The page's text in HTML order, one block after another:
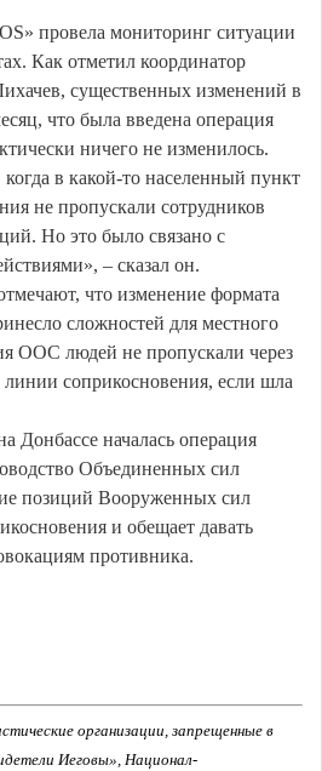
провела мониторинг ситуации
Как отметил координатор
существенных изменений в
что была введена операция
ничего не изменилось.
в какой-то населенный пункт
не пропускали сотрудников
Но это было связано с
– сказал он.
что изменение формата
сложностей для местного
ООС людей не пропускали через
соприкосновения, если шла
Донбассе началась операция
Объединенных сил
позиций Вооруженных сил
и обещает давать
противника.
организации, запрещенные в
Иеговы», Национал-